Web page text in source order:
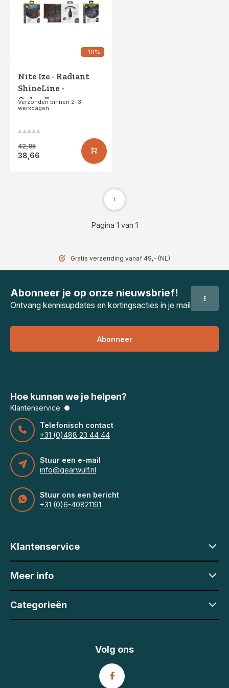
-10%
Nite Ize - Radiant
ShineLine -
Oplaadbaar
Lichtsnoer - Wit
Verzonden binnen 2–3
werkdagen
42,95
38,66
Pagina 1 van 1
1
Gratis verzending vanaf 49,- (NL)
Abonneer je op onze nieuwsbrief!
Ontvang kennisupdates en kortingsacties in je mail
Abonneer
Hoe kunnen we je helpen?
Klantenservice:
Telefonisch contact
+31 (0)488 23 44 44
Stuur een e-mail
info@gearwulf.nl
Stuur ons een bericht
+31 (0)6-40821191
Klantenservice
Meer info
Categorieën
Volg ons